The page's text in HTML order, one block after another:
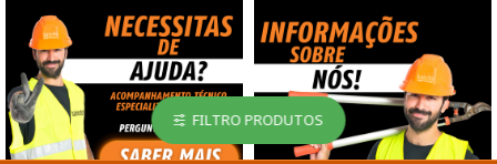
FILTRO PRODUTOS